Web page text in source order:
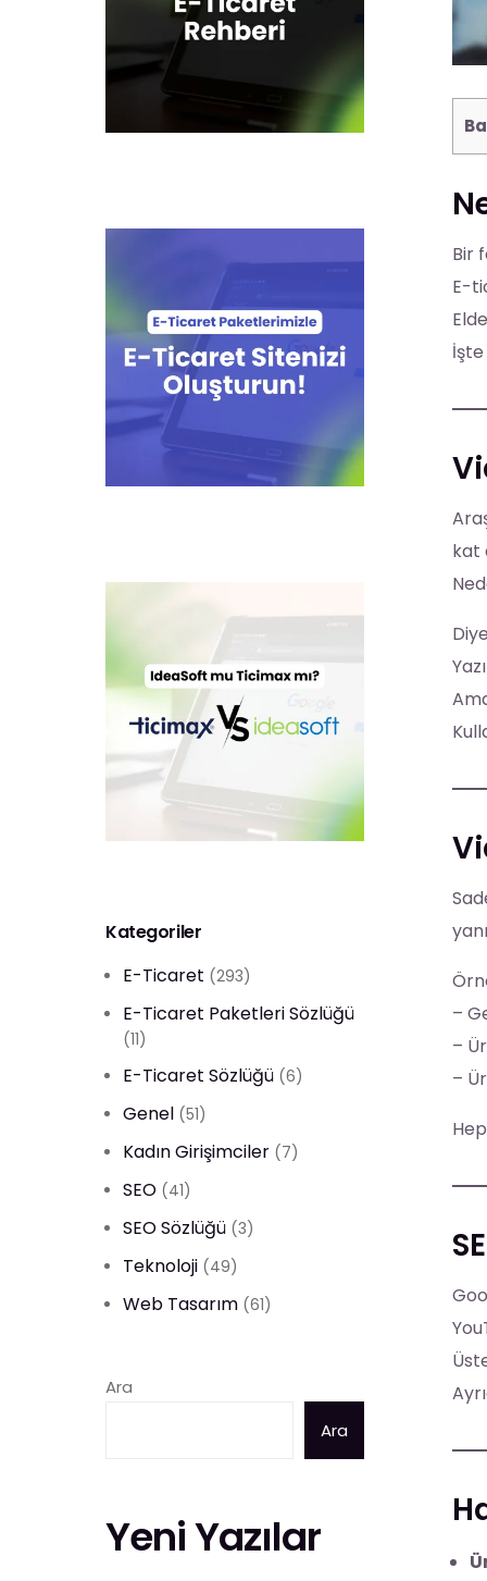
Bir
E-
kat
–
–
–
Kategoriler
E-Ticaret (293)
E-Ticaret Paketleri Sözlüğü
(11)
E-Ticaret Sözlüğü (6)
Genel (51)
Kadın Girişimciler (7)
SEO (41)
SEO Sözlüğü (3)
Teknoloji (49)
Web Tasarım (61)
Ara
Ara
Yeni Yazılar